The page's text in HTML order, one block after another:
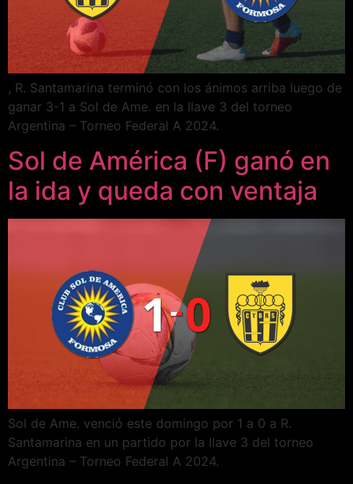
, R. Santamarina terminó con los ánimos arriba luego de
ganar 3-1 a Sol de Ame. en la llave 3 del torneo
Argentina – Torneo Federal A 2024.
Sol de América (F) ganó en
la ida y queda con ventaja
Sol de Ame. venció este domingo por 1 a 0 a R.
Santamarina en un partido por la llave 3 del torneo
Argentina – Torneo Federal A 2024.